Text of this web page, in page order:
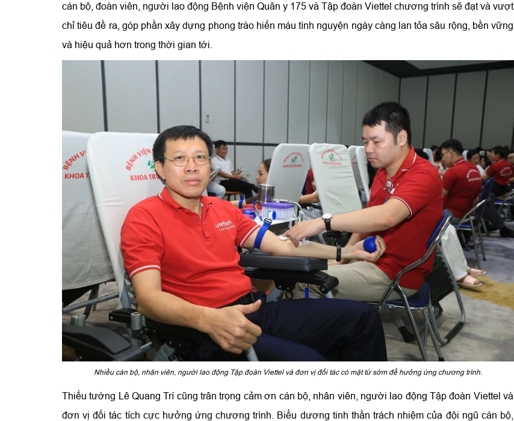
cán bộ, đoàn viên, người lao động Bệnh viện Quân y 175 và Tập đoàn Viettel chương trình sẽ đạt và vượt
chỉ tiêu đề ra, góp phần xây dựng phong trào hiến máu tình nguyện ngày càng lan tỏa sâu rộng, bền vững
và hiệu quả hơn trong thời gian tới.
Nhiều cán bộ, nhân viên, người lao động Tập đoàn Viettel và đơn vị đối tác có mặt từ sớm để hưởng ứng chương trình.
Thiếu tướng Lê Quang Trí cũng trân trọng cảm ơn cán bộ, nhân viên, người lao động Tập đoàn Viettel và
đơn vị đối tác tích cực hưởng ứng chương trình. Biểu dương tinh thần trách nhiệm của đội ngũ cán bộ,